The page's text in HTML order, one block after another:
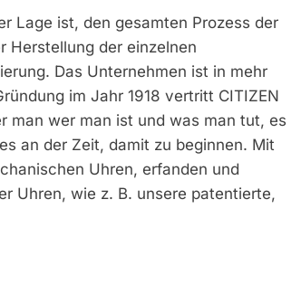
Lage ist, den gesamten Prozess der
Herstellung der einzelnen
Das Unternehmen ist in mehr
im Jahr 1918 vertritt CITIZEN
man wer man ist und was man tut, es
an der Zeit, damit zu beginnen. Mit
Uhren, erfanden und
Uhren, wie z. B. unsere patentierte,